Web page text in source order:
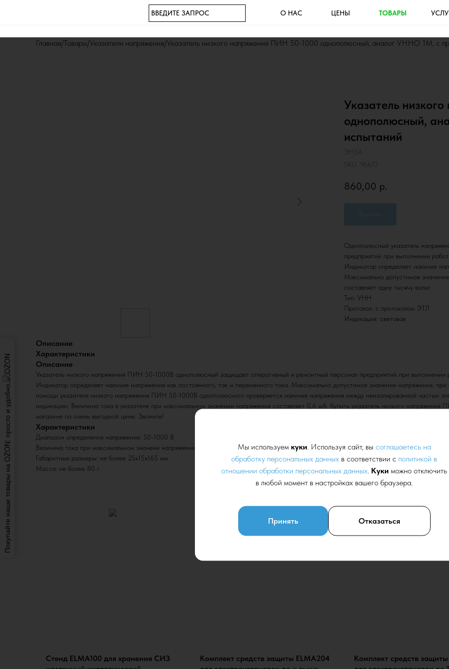
ТОВАРЫ
ЦЕНЫ
О НАС
ВВЕДИТЕ ЗАПРОС
Главная Товары Указатели напряжения Указатель низкого напряжения ПИН 50-1000 однополюсный, аналог УННО 1М, с
Мы используем куки . Используя сайт, вы соглашаетесь на
обработку персональных данных в соответствии с политикой в
отношении обработки персональных данных Куки можно отключить
в любой момент в настройках вашего браузера.
Принять Отказаться
Указатель
однополюсный,
испытаний
ЭНЗА
SKU:
96672
860,00 р.
Однополюсный указатель
предприятий при выполнении
Индикатор определяет наличие
Максимально допустимое
составляет одну тысячу вольт.
Тип: УНН
Протокол: с протоколом ЭТЛ
Индикация: световая
Описание
Характеристики
Описание
Указатель низкого напряжения ПИН 50-1000В однополюсный защищает оперативный и ремонтный персонал предприятий при выполнении
Индикатор определяет наличие напряжения как постоянного, так и переменного тока. Максимально допустимое значение напряжения,
помощи указателя низкого напряжения ПИН 50-1000В однополюсного проверяется наличие напряжения между неизолированной частью
индикацию. Величина тока в указателе при максимальном значении напряжения составляет 0,6 мА. Купить указатель низкого
магазине по очень выгодной цене. Звоните!
Характеристики
Диапазон определения напряжения: 50-1000 В
Величина тока при максимальном значени напряжения: 0,6 мА
Габаритные размеры: не более 25х15х165 мм
Масса: не более 80 г.
Стенд ELMA100 для хранения СИЗ
Комплект средств защиты ELMA204
Комплект средств
Покупайте наши товары на OZON: просто и удобно.